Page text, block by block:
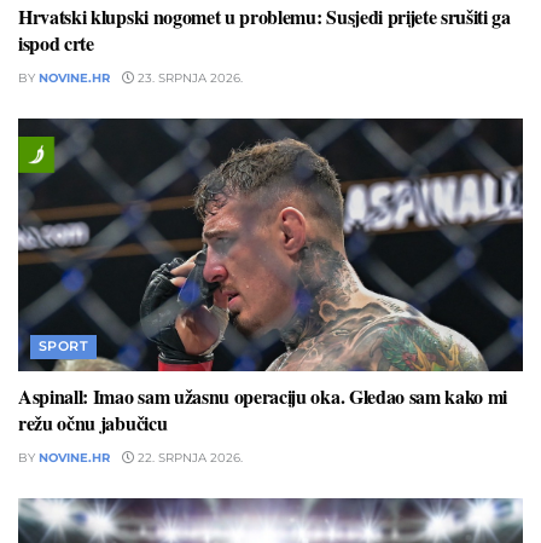
Hrvatski klupski nogomet u problemu: Susjedi prijete srušiti ga
ispod crte
BY NOVINE.HR 23. SRPNJA 2026.
SPORT
Aspinall: Imao sam užasnu operaciju oka. Gledao sam kako mi
režu očnu jabučicu
BY NOVINE.HR 22. SRPNJA 2026.